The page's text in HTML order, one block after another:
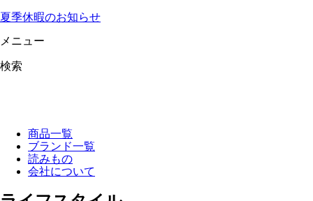
夏季休暇のお知らせ
メニュー
検索
商品一覧
ブランド一覧
読みもの
会社について